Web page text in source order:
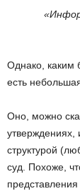
Однако, каким
есть
Оно, можно
утверждениях,
структурой
суд. Похоже,